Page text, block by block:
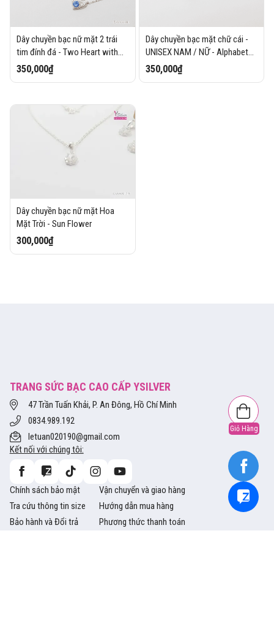
Giỏ Hàng
Dây chuyền bạc nữ mặt 2 trái
tim đính đá - Two Heart with
stone
350,000₫
Dây chuyền bạc mặt chữ cái -
UNISEX NAM / NỮ - Alphabet
Necklaces
350,000₫
Dây chuyền bạc nữ mặt Hoa
Mặt Trời - Sun Flower
300,000₫
TRANG SỨC BẠC CAO CẤP YSILVER
47 Trần Tuấn Khải, P. An Đông, Hồ Chí Minh
0834.989.192
letuan020190@gmail.com
Kết nối với chúng tôi:
Chính sách bảo mật
Vận chuyển và giao hàng
Tra cứu thông tin size
Hướng dẫn mua hàng
Bảo hành và Đổi trả
Phương thức thanh toán